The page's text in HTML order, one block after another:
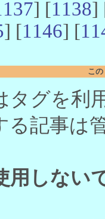
] [1138]
] [1146] [
こ
タグを利
る記事は
用しない